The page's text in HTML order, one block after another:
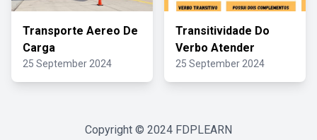
Transporte Aereo De
Carga
25 September 2024
Transitividade Do
Verbo Atender
25 September 2024
Copyright © 2024 FDPLEARN